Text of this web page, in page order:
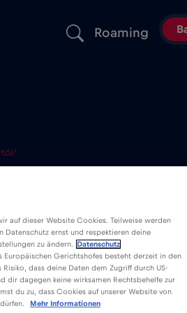
Roaming
eSIM-
tól?
auf dieser Website Cookies. Teilweise werden
Datenschutz ernst und respektieren deine
zu ändern.
Datenschutz
Europäischen Gerichtshofes besteht derzeit in den
Risiko, dass deine Daten dem Zugriff durch US-
dir dagegen keine wirksamen Rechtsbehelfe zur
du zu, dass Cookies auf unserer Website von
Mehr Informationen